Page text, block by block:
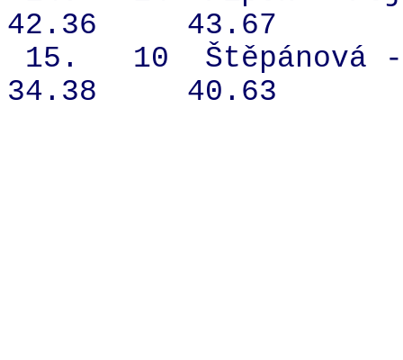
42.36
43.67
15.
10
Štěpánová
34.38
40.63